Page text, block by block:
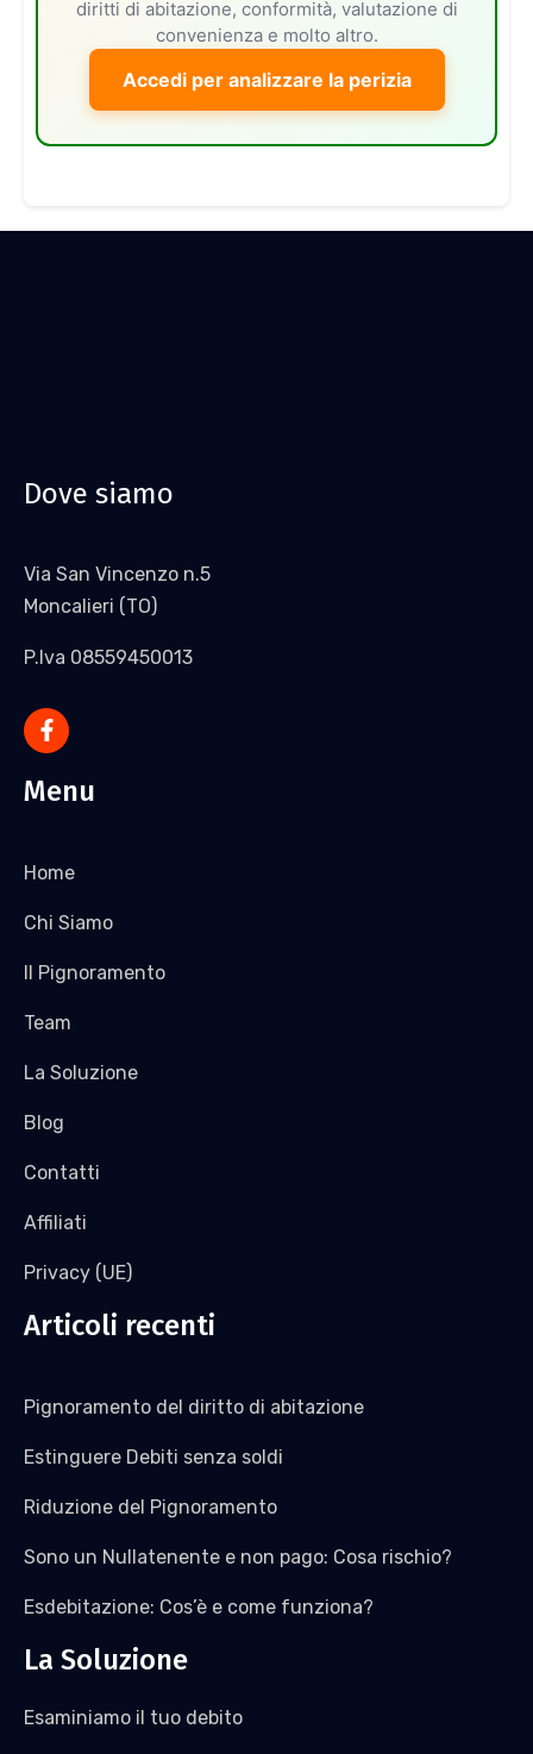
diritti di abitazione, conformità, valutazione di
convenienza e molto altro.
Accedi per analizzare la perizia
Dove siamo
Via San Vincenzo n.5
Moncalieri (TO)
P.Iva 08559450013
Menu
Home
Chi Siamo
Il Pignoramento
Team
La Soluzione
Blog
Contatti
Affiliati
Privacy (UE)
Articoli recenti
Pignoramento del diritto di abitazione
Estinguere Debiti senza soldi
Riduzione del Pignoramento
Sono un Nullatenente e non pago: Cosa rischio?
Esdebitazione: Cos’è e come funziona?
La Soluzione
Esaminiamo il tuo debito